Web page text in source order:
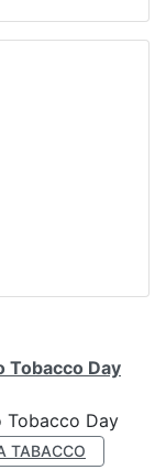
Tobacco Day
Tobacco Day
TABACCO